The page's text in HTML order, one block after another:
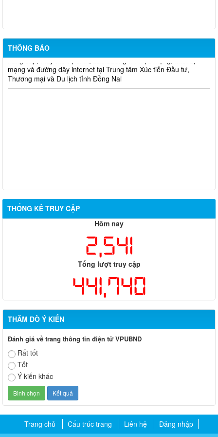
THÔNG BÁO
Thư mời Tham dự chào giá cạnh tranh thực hiện Đồng bộ,
nâng cấp, thay thế vệ sinh, bảo dưỡng tín hiệu mạng, thiết bị
mạng và đường dây internet tại Trung tâm Xúc tiến Đầu tư,
Thương mại và Du lịch tỉnh Đồng Nai
THỐNG KÊ TRUY CẬP
Hôm nay
2,541
Tổng lượt truy cập
441,740
THĂM DÒ Ý KIẾN
Đánh giá về trang thông tin điện tử VPUBND
Rất tốt
Tốt
Ý kiến khác
Trang chủ Cấu trúc trang Liên hệ Đăng nhập